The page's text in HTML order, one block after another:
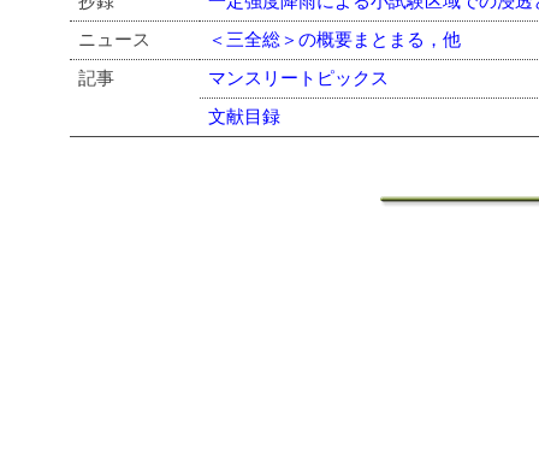
ニュース
＜三全総＞の概要まとまる，他
記事
マンスリートピックス
文献目録